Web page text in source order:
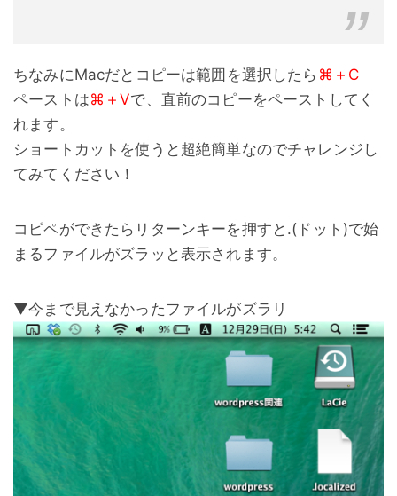
ちなみにMacだとコピーは範囲を選択したら ⌘＋C
ペーストは⌘＋Vで、直前のコピーをペーストしてく
れます。
ショートカットを使うと超絶簡単なのでチャレンジし
てみてください！
コピペができたらリターンキーを押すと.(ドット)で始
まるファイルがズラッと表示されます。
▼今まで見えなかったファイルがズラリ